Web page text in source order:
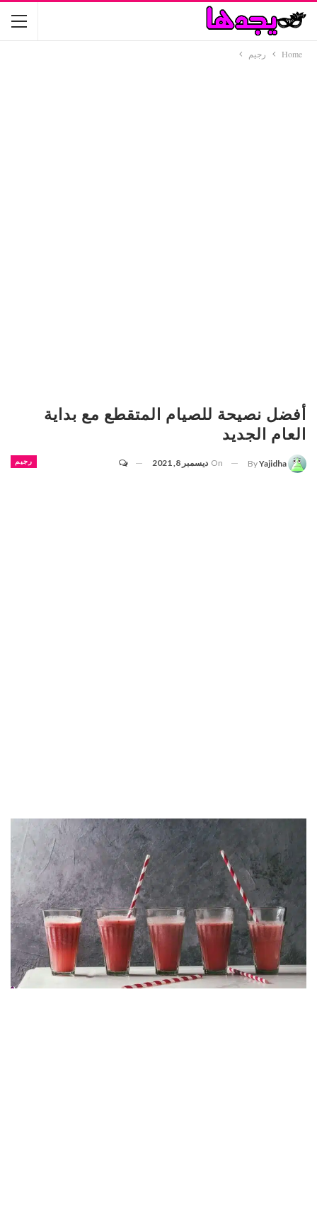
Home رجيم
أفضل نصيحة للصيام المتقطع مع بداية
العام الجديد
رجيم ByYajidha
On ديسمبر 8, 2021